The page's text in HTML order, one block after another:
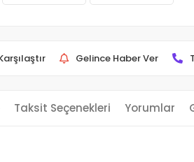
Gelince Haber Ver
Taksit Seçenekleri Yorumlar